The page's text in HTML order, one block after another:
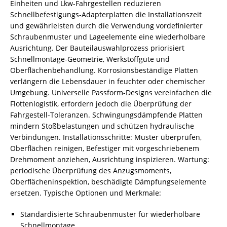
Einheiten und Lkw-Fahrgestellen reduzieren
Schnellbefestigungs-Adapterplatten die Installationszeit
und gewährleisten durch die Verwendung vordefinierter
Schraubenmuster und Lageelemente eine wiederholbare
Ausrichtung. Der Bauteilauswahlprozess priorisiert
Schnellmontage-Geometrie, Werkstoffgüte und
Oberflächenbehandlung. Korrosionsbeständige Platten
verlängern die Lebensdauer in feuchter oder chemischer
Umgebung. Universelle Passform-Designs vereinfachen die
Flottenlogistik, erfordern jedoch die Überprüfung der
Fahrgestell-Toleranzen. Schwingungsdämpfende Platten
mindern Stoßbelastungen und schützen hydraulische
Verbindungen. Installationsschritte: Muster überprüfen,
Oberflächen reinigen, Befestiger mit vorgeschriebenem
Drehmoment anziehen, Ausrichtung inspizieren. Wartung:
periodische Überprüfung des Anzugsmoments,
Oberflächeninspektion, beschädigte Dämpfungselemente
ersetzen. Typische Optionen und Merkmale:
Standardisierte Schraubenmuster für wiederholbare